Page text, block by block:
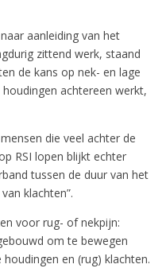
aanleiding van het
zittend werk, staand
de kans op nek- en lage
achtereen werkt,
die veel achter de
RSI lopen blijkt echter
tussen de duur van het
klachten”.
voor rug- of nekpijn:
om te bewegen
en (rug) klachten.